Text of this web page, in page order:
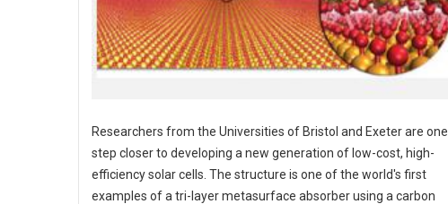
Researchers from the Universities of Bristol and Exeter are one
step closer to developing a new generation of low-cost, high-
efficiency solar cells. The structure is one of the world's first
examples of a tri-layer metasurface absorber using a carbon